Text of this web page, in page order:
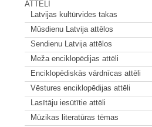
ATTĒLI
Latvijas kultūrvides takas
Mūsdienu Latvija attēlos
Sendienu Latvija attēlos
Meža enciklopēdijas attēli
Enciklopēdiskās vārdnīcas attēli
Vēstures enciklopēdijas attēli
Lasītāju iesūtītie attēli
Mūzikas literatūras tēmas